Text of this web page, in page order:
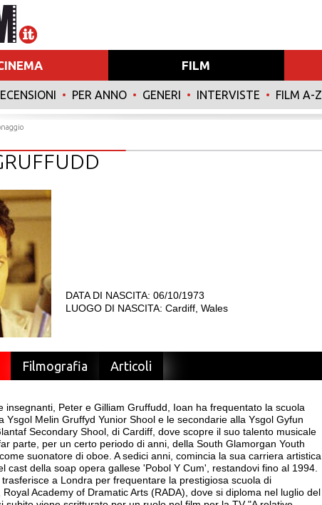
FILM
• PER ANNO • GENERI • INTERVISTE • FILM A-Z
DATA DI NASCITA: 06/10/1973
LUOGO DI NASCITA: Cardiff, Wales
Filmografia Articoli
insegnanti, Peter e Gilliam Gruffudd, Ioan ha frequentato la scuola
Ysgol Melin Gruffyd Yunior Shool e le secondarie alla Ysgol Gyfun
Secondary Shool, di Cardiff, dove scopre il suo talento musicale
parte, per un certo periodo di anni, della South Glamorgan Youth
suonatore di oboe. A sedici anni, comincia la sua carriera artistica
cast della soap opera gallese 'Pobol Y Cum', restandovi fino al 1994.
trasferisce a Londra per frequentare la prestigiosa scuola di
Royal Academy of Dramatic Arts (RADA), dove si diploma nel luglio del